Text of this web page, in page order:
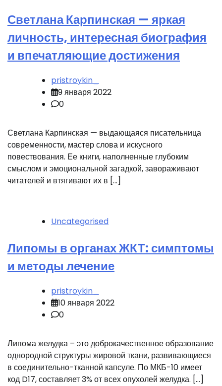
Светлана Карпинская — яркая
личность, интересная биография
и впечатляющие достижения
pristroykin_
9 января 2022
0
Светлана Карпинская — выдающаяся писательница
современности, мастер слова и искусного
повествования. Ее книги, наполненные глубоким
смыслом и эмоциональной загадкой, завораживают
читателей и втягивают их в […]
Uncategorised
Липомы в органах ЖКТ: симптомы
и методы лечение
pristroykin_
10 января 2022
0
Липома желудка – это доброкачественное образование
однородной структуры жировой ткани, развивающиеся
в соединительно-тканной капсуле. По МКБ-10 имеет
код D17, составляет 3% от всех опухолей желудка. […]